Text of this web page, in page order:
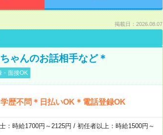
掲載日：2026.08.07
ゃんのお話相手など＊
・面接OK
歴不問＊日払いOK＊電話登録OK
：時給1700円～2125円 / 初任者以上：時給1500円～